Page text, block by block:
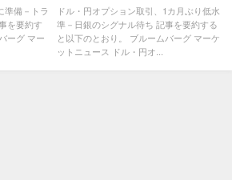
準備－トラ
を要約す
ーグ マー
ち
ドル・円オプション取引、1カ月ぶり低水
準－日銀のシグナル待ち 記事を要約する
と以下のとおり。 ブルームバーグ マーケ
ットニュース ドル・円オ...